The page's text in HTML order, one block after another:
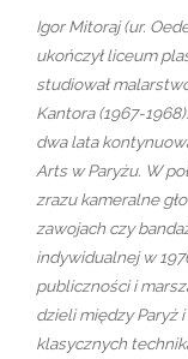
Igor Mitoraj (ur.
ukończył liceum
studiował
Kantora (1967-
dwa lata
Arts w Paryżu. W
zrazu kameralne
zawojach czy
indywidualnej w
publiczności i
dzieli między Paryż
klasycznych